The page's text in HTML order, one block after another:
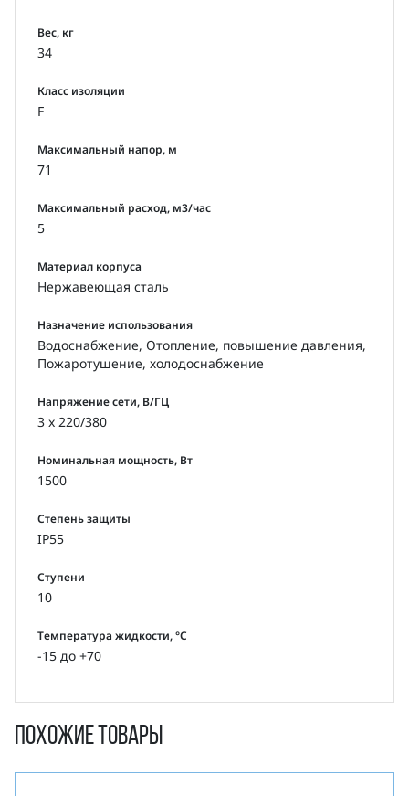
установки обратного осмоса, нефтеперегонные
установки, сепараторы;
земель, капельное орошение, дождевальные
установки.
Вес, кг
34
Класс изоляции
F
Максимальный напор, м
71
Максимальный расход, м3/час
5
Материал корпуса
Нержавеющая сталь
Назначение использования
Водоснабжение, Отопление, повышение давления,
Пожаротушение, холодоснабжение
Напряжение сети, В/ГЦ
3 x 220/380
Номинальная мощность, Вт
1500
Степень защиты
IP55
Ступени
10
Температура жидкости, °С
-15 до +70
Похожие товары